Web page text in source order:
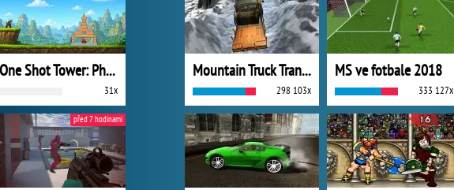
One Shot Tower: Physics Destroyer
31x
před 7 hodinami
Mountain Truck Transport
298 103x
MS ve fotbale 2018
333 127x